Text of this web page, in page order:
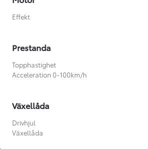
Effekt
Prestanda
Topphastighet
Acceleration 0-100km/h
Växellåda
Drivhjul
Växellåda